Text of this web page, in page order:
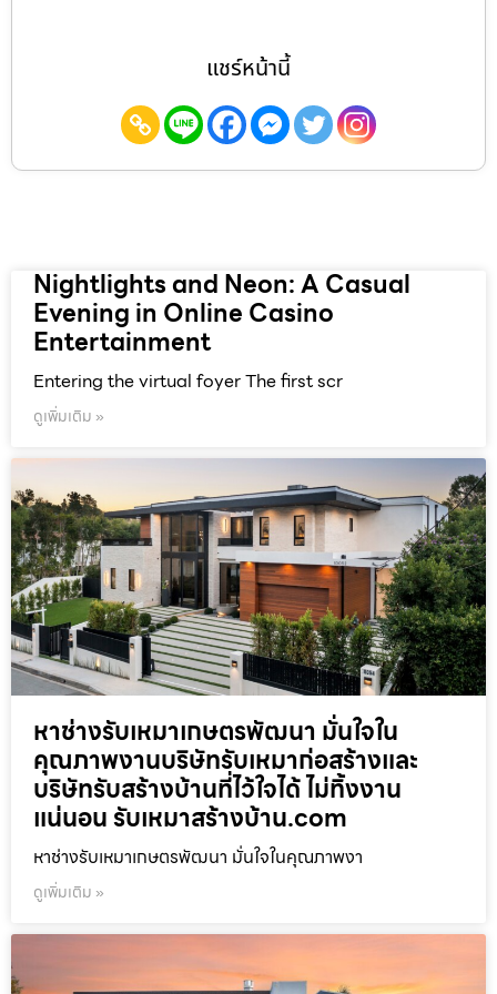
แชร์หน้านี้
Nightlights and Neon: A Casual
Evening in Online Casino
Entertainment
Entering the virtual foyer The first scr
ดูเพิ่มเติม »
หาช่างรับเหมาเกษตรพัฒนา มั่นใจใน
คุณภาพงานบริษัทรับเหมาก่อสร้างและ
บริษัทรับสร้างบ้านที่ไว้ใจได้ ไม่ทิ้งงาน
แน่นอน รับเหมาสร้างบ้าน.com
หาช่างรับเหมาเกษตรพัฒนา มั่นใจในคุณภาพงา
ดูเพิ่มเติม »